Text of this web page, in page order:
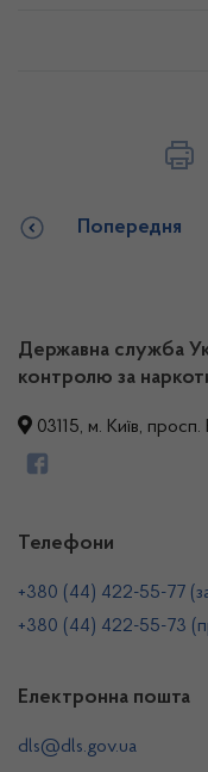
Попередня
Державна служба
контролю за
03115, м. Київ,
Телефони
+380 (44) 422-55-77
+380 (44) 422-55-73
Електронна пошта
dls@dls.gov.ua